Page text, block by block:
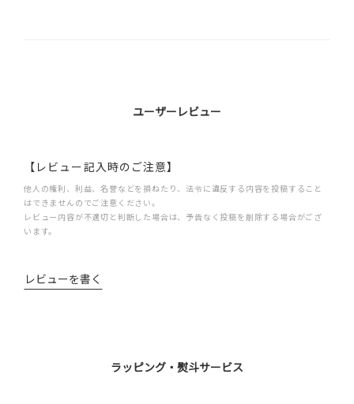
ユーザーレビュー
【レビュー記入時のご注意】
他人の権利、利益、名誉などを損ねたり、法令に違反する内容を投稿すること
はできませんのでご注意ください。
レビュー内容が不適切と判断した場合は、予告なく投稿を削除する場合がござ
います。
レビューを書く
ラッピング・熨斗サービス